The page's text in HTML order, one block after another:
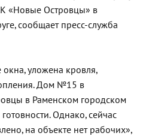
«Новые Островцы» в
сообщает пресс-служба
уложена кровля,
Дом №15 в
в Раменском городском
Однако, сейчас
на объекте нет рабочих»,